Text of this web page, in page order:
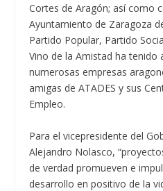
Cortes de Aragón; así como
Ayuntamiento de Zaragoza
Partido Popular, Partido
Vino de la Amistad ha tenido
numerosas empresas
amigas de ATADES y sus
Empleo.
Para el vicepresidente del
Alejandro Nolasco,
de verdad promueven e
desarrollo en positivo de la